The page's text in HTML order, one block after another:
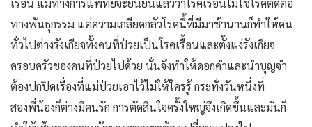
เรื้อน แม้ทางการแพทย์จะยืนยันแล้วว่าโรคเรื้อนไม่ใช่โรคติดต่อ
ทางพันธุกรรม แต่ความเกลียดกลัวโรคนี้ที่มีมาช้านานก็ทำให้คน
ทั่วไปต่างรังเกียจทั้งคนที่ป่วยเป็นโรคเรื้อนและตั้งแง่รังเกียจ
ครอบครัวของคนที่ป่วยไปด้วย นั่นจึงทำให้ดอกคำและนำบุญจำ
ต้องปกปิดเรื่องที่แม่ป่วยเอาไว้ไม่ให้ใครรู้ กระทั่งวันหนึ่งที่
สองพี่น้องก็ต่างมีคนรัก การตัดสินใจครั้งใหญ่จึงเกิดขึ้นและมันก็